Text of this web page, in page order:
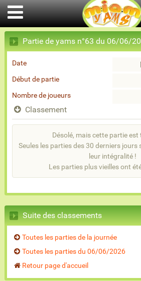
Partie de yams n°63 du 06/06/
Date
Début de partie
Nombre de joueurs
Classement
Désolé, mais cette partie est
Seules les parties des 30 derniers
leur intégralité !
Les parties plus vieilles ont
Suite des classements
Toutes les parties de la journée
Toutes les parties du 06/06/2026
Retour page d'accueil